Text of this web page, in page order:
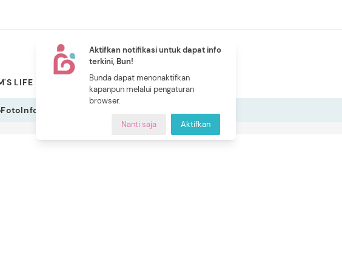
Aktifkan notifikasi untuk dapat info
terkini, Bun!
Bunda dapat menonaktifkan
kapanpun melalui pengaturan
browser.
Nanti saja Aktifkan
LIFE PILIHAN BUNDA
NEW
CERITA BUNDA
FotoInfografis